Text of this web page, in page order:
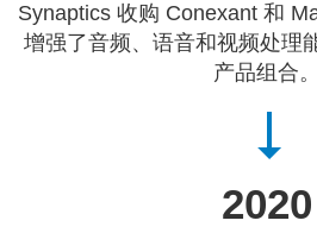
Synaptics 收购 Conexant 和
增强了音频、语音和视频处理
产品组合。
2020